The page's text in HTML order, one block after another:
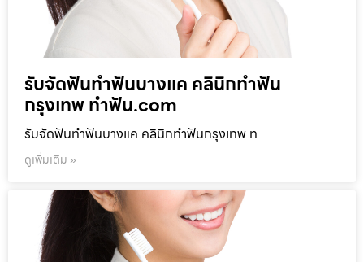
รับจัดฟันทำฟันบางแค คลินิกทำฟัน
กรุงเทพ ทำฟัน.com
รับจัดฟันทำฟันบางแค คลินิกทำฟันกรุงเทพ ท
ดูเพิ่มเติม »